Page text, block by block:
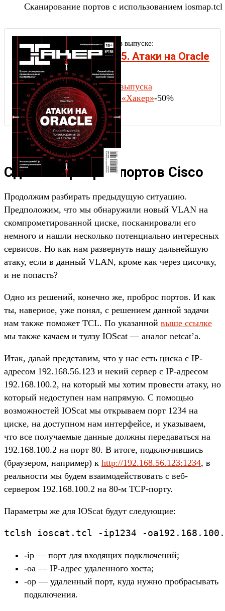
Сканирование портов с использованием iosmap.tcl
Другие статьи в выпуске:
Хакер #195. Атаки на Oracle
Содержание выпуска
Подписка на «Хакер»-50%
Сделать проброс портов Cisco
Продолжим разбирать предыдущую ситуацию.
Предположим, что мы обнаружили новый VLAN на
скомпрометированной циске, посканировали его
немного и нашли несколько потенциально интересных
сервисов. Но как нам развернуть нашу дальнейшую
атаку, если в данный VLAN, кроме как через цисочку,
и не попасть?
Одно из решений, конечно же, проброс портов. И как
ты, наверное, уже понял, с решением данной задачи
нам также поможет TCL. По указанной выше ссылке
мы также качаем и тулзу IOScat — аналог netcat’а.
Итак, давай представим, что у нас есть циска с IP-
адресом 192.168.56.123 и некий сервер с IP-адресом
192.168.100.2, на который мы хотим провести атаку, но
который недоступен нам напрямую. С помощью
возможностей IOScat мы открываем порт 1234 на
циске, на доступном нам интерфейсе, и указываем,
что все получаемые данные должны передаваться на
192.168.100.2 на порт 80. В итоге, подключившись
(браузером, например) к http://192.168.56.123:1234, в
реальности мы будем взаимодействовать с веб-
сервером 192.168.100.2 на 80-м TCP-порту.
Параметры же для IOScat будут следующие:
tclsh ioscat.tcl -ip1234 -
-ip — порт для входящих подключений;
-oa — IP-адрес удаленного хоста;
-op — удаленный порт, куда нужно пробрасывать
подключения.